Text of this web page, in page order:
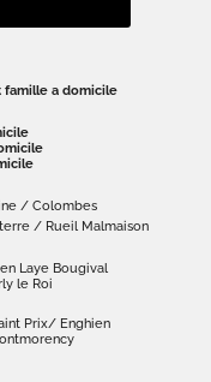
famille a domicile
/ Colombes
/ Rueil Malmaison
Laye Bougival
le Roi
Prix/ Enghien